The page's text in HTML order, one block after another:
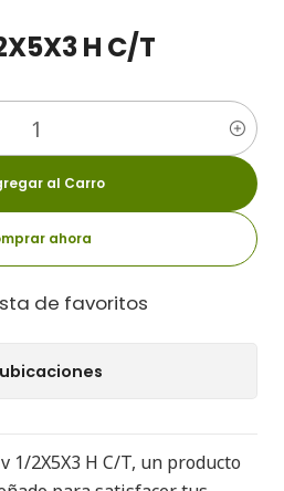
H C/T
al Carro
ahora
de favoritos
1/2X5X3 H C/T, un producto